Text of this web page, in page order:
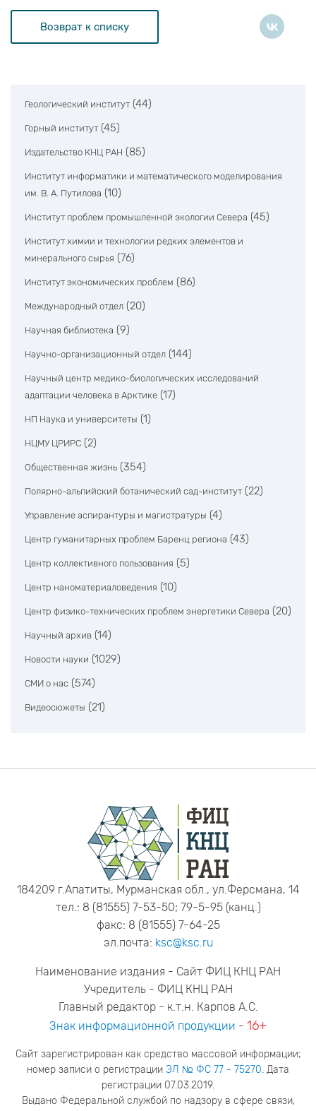
Возврат к списку
Геологический институт (44)
Горный институт (45)
Издательство КНЦ РАН (85)
Институт информатики и математического моделирования
им. В. А. Путилова (10)
Институт проблем промышленной экологии Севера (45)
Институт химии и технологии редких элементов и
минерального сырья (76)
Институт экономических проблем (86)
Международный отдел (20)
Научная библиотека (9)
Научно-организационный отдел (144)
Научный центр медико-биологических исследований
адаптации человека в Арктике (17)
НП Наука и университеты (1)
НЦМУ ЦРИРС (2)
Общественная жизнь (354)
Полярно-альпийский ботанический сад-институт (22)
Управление аспирантуры и магистратуры (4)
Центр гуманитарных проблем Баренц региона (43)
Центр коллективного пользования (5)
Центр наноматериаловедения (10)
Центр физико-технических проблем энергетики Севера (20)
Научный архив (14)
Новости науки (1029)
СМИ о нас (574)
Видеосюжеты (21)
184209 г.Апатиты, Мурманская обл., ул.Ферсмана, 14
тел.: 8 (81555) 7-53-50; 79-5-95 (канц.)
факс: 8 (81555) 7-64-25
эл.почта: ksc@ksc.ru
Наименование издания - Сайт ФИЦ КНЦ РАН
Учредитель - ФИЦ КНЦ РАН
Главный редактор - к.т.н. Карпов А.С.
Знак информационной продукции - 16+
Сайт зарегистрирован как средство массовой информации;
номер записи о регистрации ЭЛ № ФС 77 - 75270. Дата
регистрации 07.03.2019.
Выдано Федеральной службой по надзору в сфере связи,